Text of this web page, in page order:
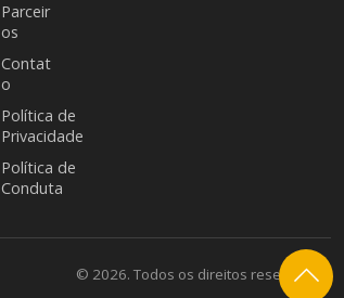
Parceir
os
Contat
o
Política de
Privacidade
Política de
Conduta
© 2026. Todos os direitos reservados.